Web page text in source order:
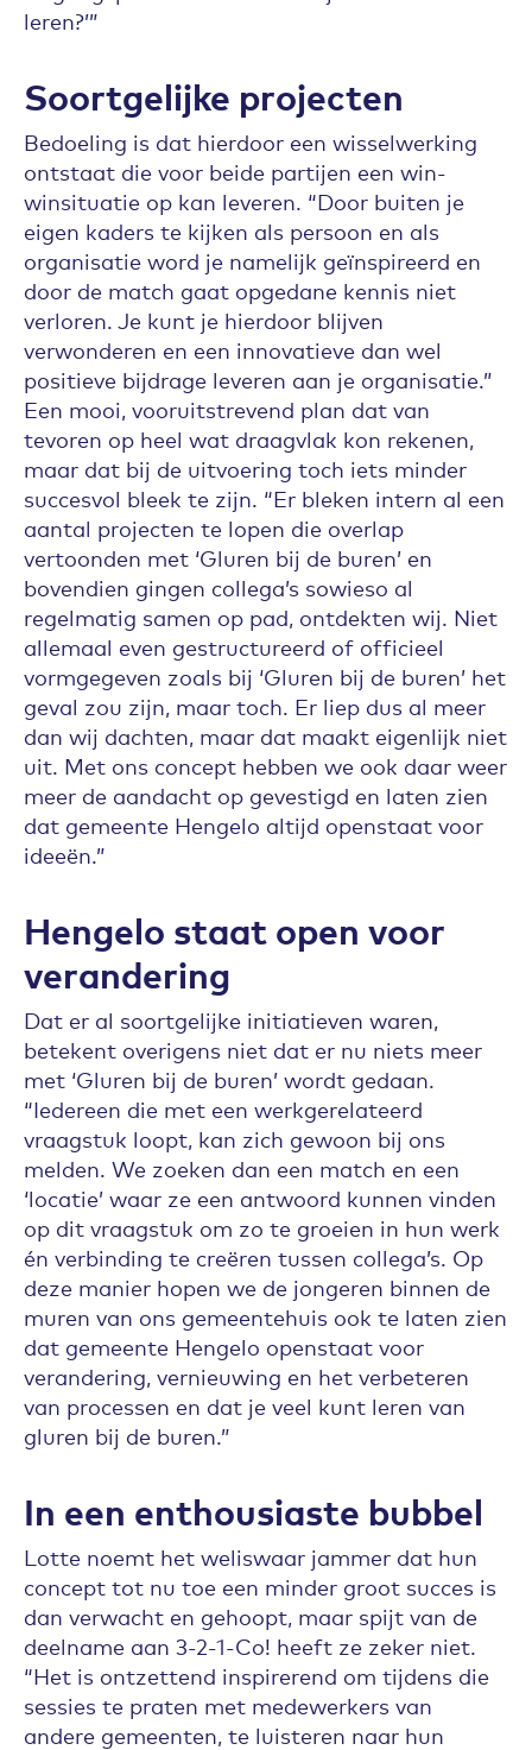
leren?’”
Soortgelijke projecten
Bedoeling is dat hierdoor een wisselwerking
ontstaat die voor beide partijen een win-
winsituatie op kan leveren. “Door buiten je
eigen kaders te kijken als persoon en als
organisatie word je namelijk geïnspireerd en
door de match gaat opgedane kennis niet
verloren. Je kunt je hierdoor blijven
verwonderen en een innovatieve dan wel
positieve bijdrage leveren aan je organisatie.”
Een mooi, vooruitstrevend plan dat van
tevoren op heel wat draagvlak kon rekenen,
maar dat bij de uitvoering toch iets minder
succesvol bleek te zijn. “Er bleken intern al een
aantal projecten te lopen die overlap
vertoonden met ‘Gluren bij de buren’ en
bovendien gingen collega’s sowieso al
regelmatig samen op pad, ontdekten wij. Niet
allemaal even gestructureerd of officieel
vormgegeven zoals bij ‘Gluren bij de buren’ het
geval zou zijn, maar toch. Er liep dus al meer
dan wij dachten, maar dat maakt eigenlijk niet
uit. Met ons concept hebben we ook daar weer
meer de aandacht op gevestigd en laten zien
dat gemeente Hengelo altijd openstaat voor
ideeën.”
Hengelo staat open voor
verandering
Dat er al soortgelijke initiatieven waren,
betekent overigens niet dat er nu niets meer
met ‘Gluren bij de buren’ wordt gedaan.
“Iedereen die met een werkgerelateerd
vraagstuk loopt, kan zich gewoon bij ons
melden. We zoeken dan een match en een
‘locatie’ waar ze een antwoord kunnen vinden
op dit vraagstuk om zo te groeien in hun werk
én verbinding te creëren tussen collega’s. Op
deze manier hopen we de jongeren binnen de
muren van ons gemeentehuis ook te laten zien
dat gemeente Hengelo openstaat voor
verandering, vernieuwing en het verbeteren
van processen en dat je veel kunt leren van
gluren bij de buren.”
In een enthousiaste bubbel
Lotte noemt het weliswaar jammer dat hun
concept tot nu toe een minder groot succes is
dan verwacht en gehoopt, maar spijt van de
deelname aan 3-2-1-Co! heeft ze zeker niet.
“Het is ontzettend inspirerend om tijdens die
sessies te praten met medewerkers van
andere gemeenten, te luisteren naar hun